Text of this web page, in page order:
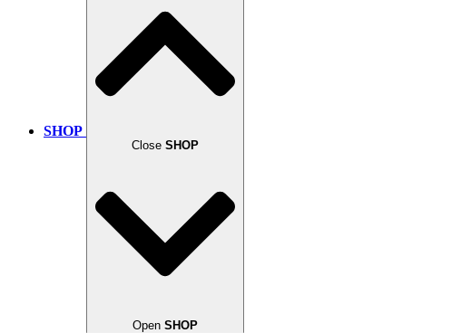
SHOP
Close SHOP
Open SHOP